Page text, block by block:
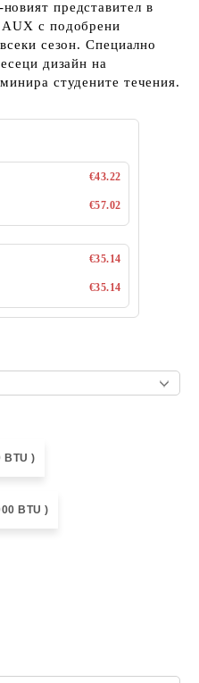
представител в
с подобрени
сезон. Специално
дизайн на
студените течения.
€43.22
€57.02
€35.14
€35.14
BTU )
BTU )